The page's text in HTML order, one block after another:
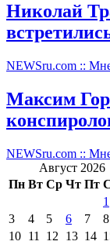
Николай
NEWSru.com ::
Максим
NEWSru.com ::
Август 2026
Пн Вт Ср Чт Пт
1
3
4 5 6 7 8
10 11 12 13 14